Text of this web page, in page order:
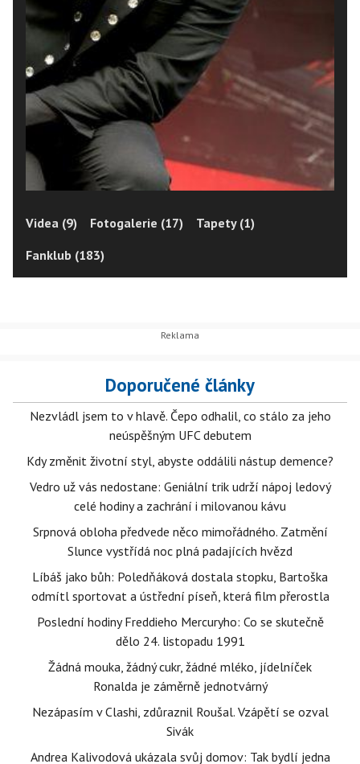
Videa (9) Fotogalerie (17)
Tapety (1)
Fanklub (183)
Doporučené články
Nezvládl jsem to v hlavě. Čepo odhalil, co stálo za jeho
neúspěšným UFC debutem
Kdy změnit životní styl, abyste oddálili nástup demence?
Vedro už vás nedostane: Geniální trik udrží nápoj ledový
celé hodiny a zachrání i milovanou kávu
Srpnová obloha předvede něco mimořádného. Zatmění
Slunce vystřídá noc plná padajících hvězd
Líbáš jako bůh: Poledňáková dostala stopku, Bartoška
odmítl sportovat a ústřední píseň, která film přerostla
Poslední hodiny Freddieho Mercuryho: Co se skutečně
dělo 24. listopadu 1991
Žádná mouka, žádný cukr, žádné mléko, jídelníček
Ronalda je záměrně jednotvárný
Nezápasím v Clashi, zdůraznil Roušal. Vzápětí se ozval
Sivák
Andrea Kalivodová ukázala svůj domov: Tak bydlí jedna